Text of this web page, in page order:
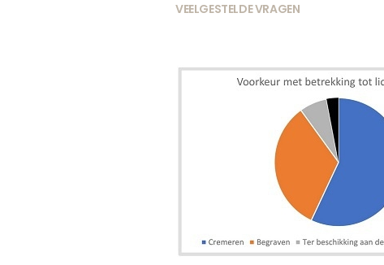
VEELGESTELDE VRAGEN